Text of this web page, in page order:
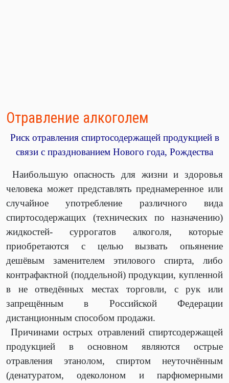
Отравление алкоголем
Риск отравления спиртосодержащей продукцией в
связи с празднованием Нового года, Рождества
Наибольшую опасность для жизни и здоровья
человека может представлять преднамеренное или
случайное употребление различного вида
спиртосодержащих (технических по назначению)
жидкостей- суррогатов алкоголя, которые
приобретаются с целью вызвать опьянение
дешёвым заменителем этилового спирта, либо
контрафактной (поддельной) продукции, купленной
в не отведённых местах торговли, с рук или
запрещённым в Российской Федерации
дистанционным способом продажи.
Причинами острых отравлений спиртсодержащей
продукцией в основном являются острые
отравления этанолом, спиртом неуточнённым
(денатуратом, одеколоном и парфюмерными